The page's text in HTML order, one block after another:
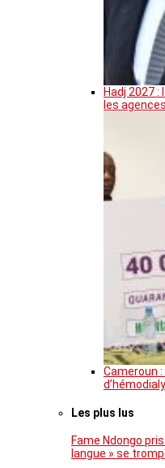
Hadj 2027
les
Cameroun
Les plus lus
Fame Ndongo
langue » se